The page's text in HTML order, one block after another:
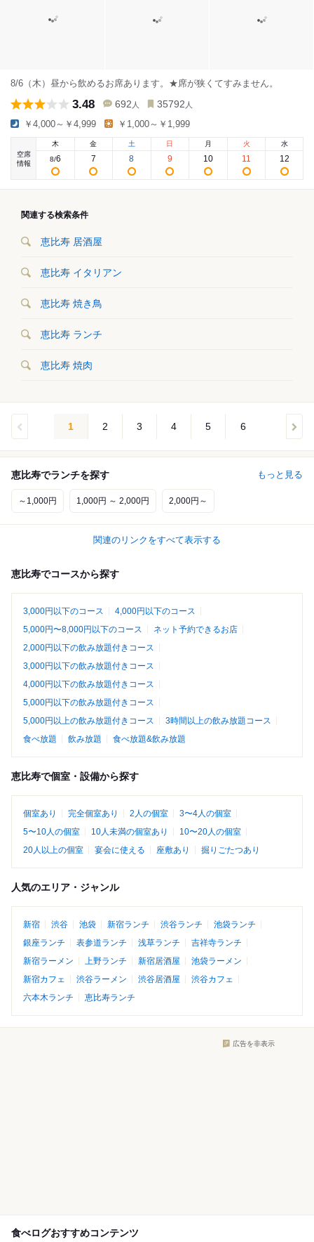
8/6（木）昼から飲めるお席あります。★席が狭くてすみません。
3.48 692 人 35792 人
￥4,000～￥4,999 ￥1,000～￥1,999
空席
情報
木
8/6
金
7
土
8
日
9
月
10
火
11
水
12
関連する検索条件
恵比寿 居酒屋
恵比寿 イタリアン
恵比寿 焼き鳥
恵比寿 ランチ
恵比寿 焼肉
1 2 3 4 5 6
恵比寿でランチを探す もっと見る
～1,000円 1,000円 ～ 2,000円 2,000円～
関連のリンクをすべて表示する
恵比寿でコースから探す
3,000円以下のコース
4,000円以下のコース
5,000円〜8,000円以下のコース
ネット予約できるお店
2,000円以下の飲み放題付きコース
3,000円以下の飲み放題付きコース
4,000円以下の飲み放題付きコース
5,000円以下の飲み放題付きコース
5,000円以上の飲み放題付きコース
3時間以上の飲み放題コース
食べ放題
飲み放題 食べ放題&飲み放題
恵比寿で個室・設備から探す
個室あり 完全個室あり 2人の個室
3〜4人の個室
5〜10人の個室
10人未満の個室あり
10〜20人の個室
20人以上の個室
宴会に使える 座敷あり 掘りごたつあり
人気のエリア・ジャンル
新宿 渋谷 池袋 新宿ランチ 渋谷ランチ
池袋ランチ
銀座ランチ
表参道ランチ 浅草ランチ
吉祥寺ランチ
新宿ラーメン
上野ランチ 新宿居酒屋
池袋ラーメン
新宿カフェ
渋谷ラーメン 渋谷居酒屋
渋谷カフェ
六本木ランチ
恵比寿ランチ
広告を非表示
食べログおすすめコンテンツ